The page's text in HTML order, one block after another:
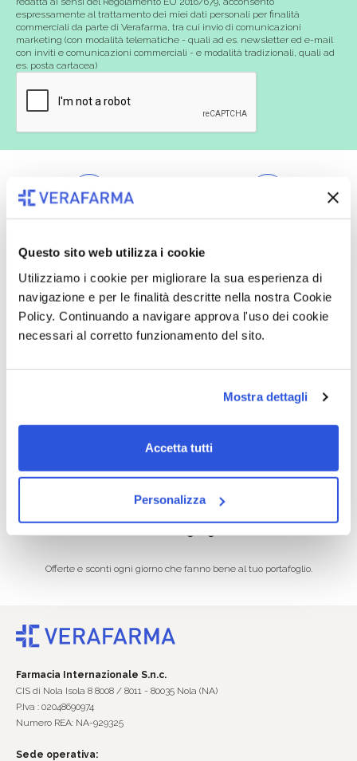
Questo sito web utilizza i cookie
Utilizziamo i cookie per migliorare la sua esperienza di
navigazione e per le finalità descritte nella nostra Cookie
Policy. Continuando a navigare approva l'uso dei cookie
necessari al corretto funzionamento del sito.
Mostra dettagli
Accetta tutti
Personalizza
espressamente al trattamento dei miei dati personali per finalità
commerciali da parte di Verafarma, tra cui invio di comunicazioni
marketing (con modalità telematiche - quali ad es. newsletter ed e-mail
con inviti e comunicazioni commerciali - e modalità tradizionali, quali ad
es. posta cartacea)
per soddisfare tutte le esigenze.
la spedizione la regaliamo noi.
Spedizioni in tutta Europa a 20€.
Dalla conferma dell’ordine al
I tuoi acquisti on line protetti e
Offerte e sconti ogni giorno che fanno bene al tuo portafoglio.
Farmacia Internazionale S.n.c.
CIS di Nola Isola 8 8008 / 8011 - 80035 Nola (NA)
P.Iva : 02048690974
Numero REA: NA-929325
Sede operativa: